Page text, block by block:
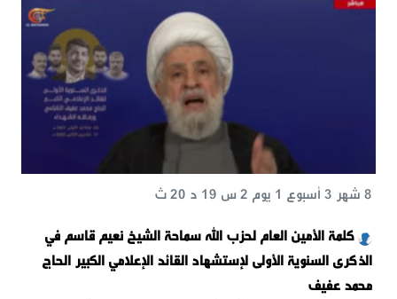
كلمة الأمين العام لحزب الله سماحة الشيخ نعيم قاسم في
الذكرى السنوية الأولى لإستشهاد القائد الإعلامي الكبير الحاج
محمد عفيف
8 شهر 3 أسبوع 1 يوم 2 س 19 د 20 ث